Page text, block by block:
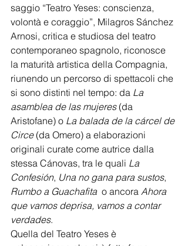
saggio “Teatro Yeses: conscienza,
volontà e coraggio”, Milagros Sánchez
Arnosi, critica e studiosa del teatro
contemporaneo spagnolo, riconosce
la maturità artistica della Compagnia,
riunendo un percorso di spettacoli che
si sono distinti nel tempo: da La
asamblea de las mujeres (da
Aristofane) o La balada de la cárcel de
Circe (da Omero) a elaborazioni
originali curate come autrice dalla
stessa Cánovas, tra le quali La
Confesión, Una no gana para sustos,
Rumbo a Guachafita
  o ancora
Ahora
que vamos deprisa, vamos a contar
verdades.
Quella del Teatro Yeses è